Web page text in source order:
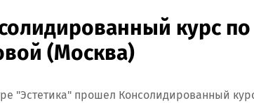
курс
(Москва)
"Эстетика" прошел Консолидированный